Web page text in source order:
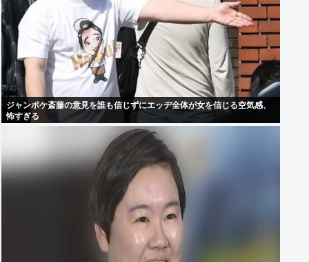
ジャンポケ斎藤の意見を誰も信じずにエッヂ全体が女を信じる空気感、
怖すぎる